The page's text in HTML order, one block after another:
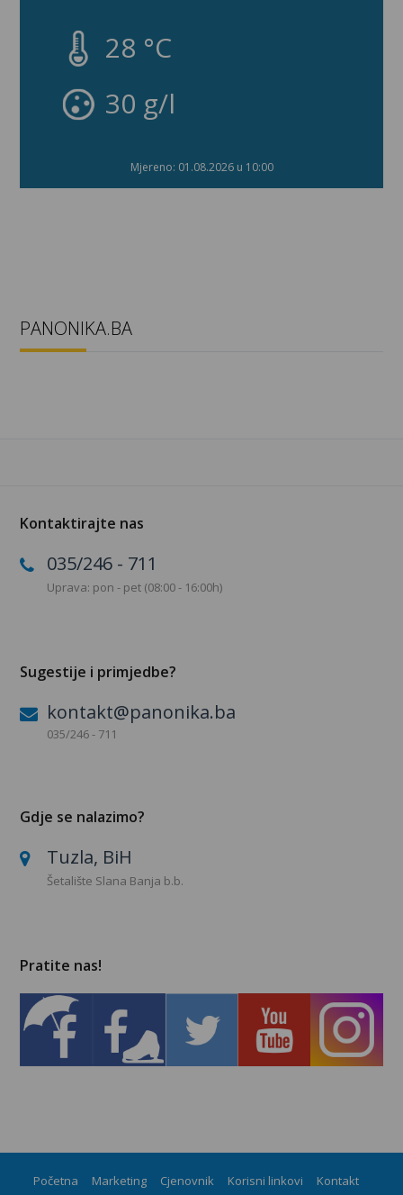
28 °C
30 g/l
Mjereno: 01.08.2026 u 10:00
PANONIKA.BA
Kontaktirajte nas
035/246 - 711
Uprava: pon - pet (08:00 - 16:00h)
Sugestije i primjedbe?
kontakt@panonika.ba
035/246 - 711
Gdje se nalazimo?
Tuzla, BiH
Šetalište Slana Banja b.b.
Pratite nas!
Početna Marketing Cjenovnik Korisni linkovi Kontakt